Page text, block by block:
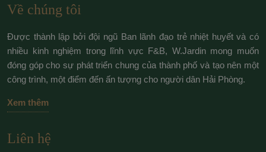
Về chúng tôi
Được thành lập bởi đội ngũ Ban lãnh đạo trẻ nhiệt huyết và có
nhiều kinh nghiệm trong lĩnh vực F&B, W.Jardin mong muốn
đóng góp cho sự phát triển chung của thành phố và tạo nên một
công trình, một điểm đến ấn tượng cho người dân Hải Phòng.
Xem thêm
Liên hệ